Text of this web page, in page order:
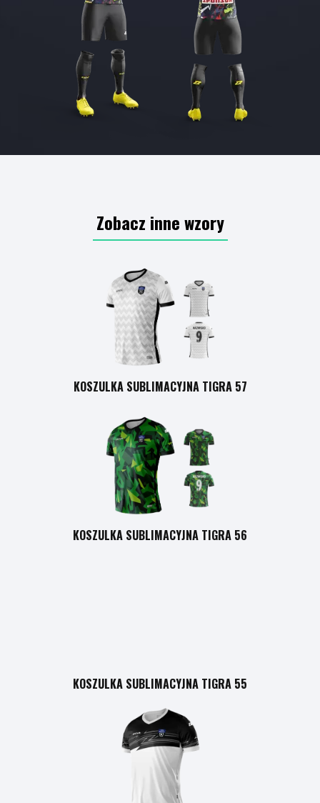
Zobacz inne wzory
KOSZULKA SUBLIMACYJNA TIGRA 57
KOSZULKA SUBLIMACYJNA TIGRA 56
KOSZULKA SUBLIMACYJNA TIGRA 55